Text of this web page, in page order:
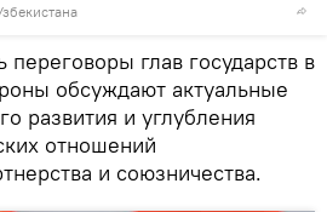
переговоры глав государств в
обсуждают актуальные
развития и углубления
отношений
и союзничества.